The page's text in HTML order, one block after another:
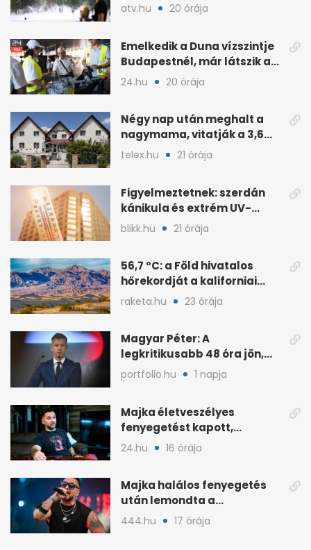
jöhet
atv.hu 20 órája
Emelkedik a Duna vízszintje
Budapestnél, már látszik a
fordulat
24.hu 20 órája
Négy nap után meghalt a
nagymama, vitatják a 3,6
milliós gondozási díjat
telex.hu 21 órája
Figyelmeztetnek: szerdán
kánikula és extrém UV-
terhelés jön
blikk.hu 21 órája
56,7 °C: a Föld hivatalos
hőrekordját a kaliforniai
Death Valley tartja
raketa.hu 23 órája
Magyar Péter: A
legkritikusabb 48 óra jön,
ahol lehet, legyen home
office
portfolio.hu 1 napja
Majka életveszélyes
fenyegetést kapott,
lemondta az erdélyi
24.hu 16 órája
Majka halálos fenyegetés
után lemondta a
sepsiszentgyörgyi koncertet
444.hu 17 órája